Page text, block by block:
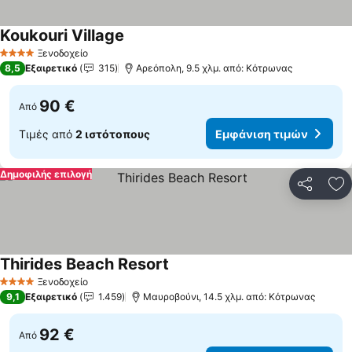
4 ΑστέριαΞενοδοχείο
Koukouri Village
8,5 Εξαιρετικό 315 Αρεόπολη, 9.5 χλμ. από: Κότρωνας
Από 90 €
Τιμές από 2 ιστότοπους Εμφάνιση τιμών
Δημοφιλής επιλογή
4 ΑστέριαΞενοδοχείο
Thirides Beach Resort
9,1 Εξαιρετικό 1.459 Μαυροβούνι, 14.5 χλμ. από: Κότρωνας
Από 92 €